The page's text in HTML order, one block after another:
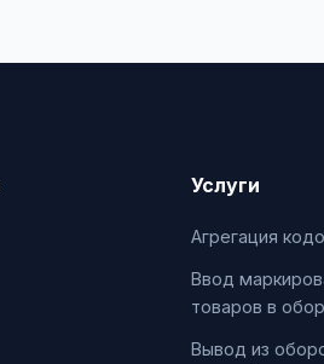
Услуги
Агрегация
Ввод
товаров в
Вывод из